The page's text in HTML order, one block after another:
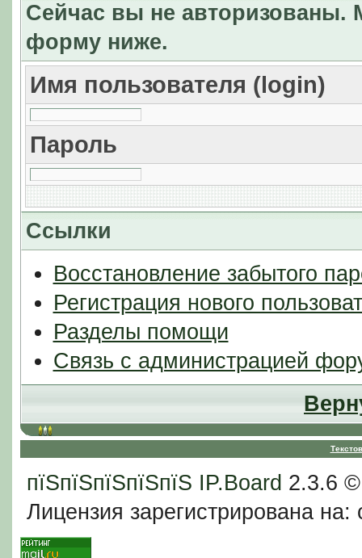
Сейчас вы не авторизованы.
форму ниже.
Имя пользователя (login)
Пароль
Ссылки
Восстановление забытого
Регистрация нового
Разделы помощи
Связь с администрацией
пїЅпїЅпїЅпїЅпїЅ IP.Board 2.3.6
Лицензия зарегистрирована